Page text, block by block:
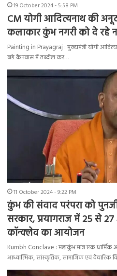
19 October 2024 - 5:58 PM
CM योगी आदित्यनाथ की
कलाकार कुंभ नगरी को दे रहे
Painting in Prayagraj : मुख्यमंत्री योगी
बड़े कैनवास में तब्दील कर…
11 October 2024 - 9:22 PM
कुंभ की संवाद परंपरा को
सरकार, प्रयागराज में 25 से
कॉन्क्लेव का आयोजन
Kumbh Conclave : महाकुंभ मात्र एक
आध्यात्मिक, सांस्कृतिक, सामाजिक एवं वैचारिक